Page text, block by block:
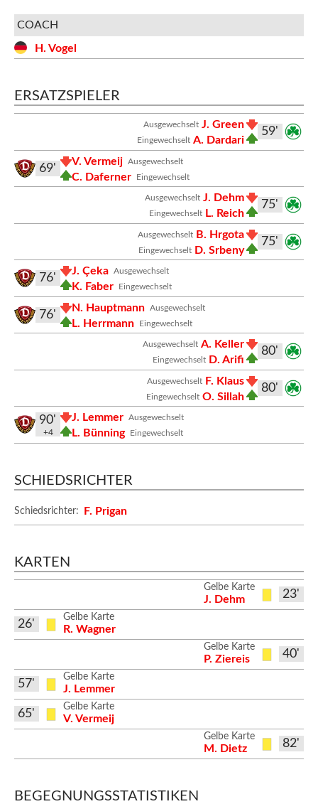
COACH
H. Vogel
ERSATZSPIELER
59'
Ausgewechselt J. Green
Eingewechselt A. Dardari
Ausgewechselt
V. Vermeij
Eingewechselt
C. Daferner
69'
75'
Ausgewechselt J. Dehm
Eingewechselt L. Reich
75'
Ausgewechselt B. Hrgota
Eingewechselt D. Srbeny
Ausgewechselt
J. Çeka
Eingewechselt
K. Faber
76'
Ausgewechselt
N. Hauptmann
Eingewechselt
L. Herrmann
76'
80'
Ausgewechselt A. Keller
Eingewechselt D. Arifi
80'
Ausgewechselt F. Klaus
Eingewechselt O. Sillah
Ausgewechselt
J. Lemmer
Eingewechselt
L. Bünning
90'
+4
SCHIEDSRICHTER
Schiedsrichter: F. Prigan
KARTEN
23'
Gelbe Karte
J. Dehm
Gelbe Karte
R. Wagner
26'
40'
Gelbe Karte
P. Ziereis
Gelbe Karte
J. Lemmer
57'
Gelbe Karte
V. Vermeij
65'
82'
Gelbe Karte
M. Dietz
BEGEGNUNGSSTATISTIKEN